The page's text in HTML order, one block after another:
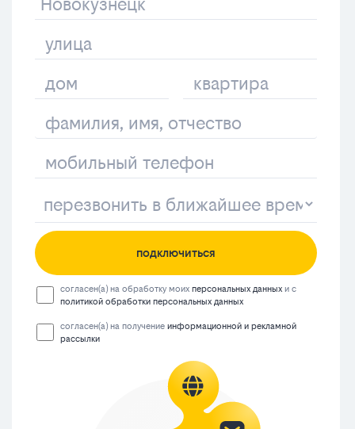
подключиться
согласен(а) на обработку моихперсональных данных и с
политикой обработки персональных данных
согласен(а) на получениеинформационной и рекламной
рассылки